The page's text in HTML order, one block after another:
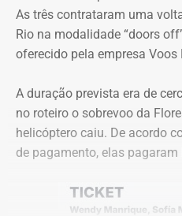
Vale ressaltar que,
041/2025 que foi objeto de
pelo TCE, o aditivo recém-
procedimento licitatório
036/2022.
Ainda que se trate de
dos pagamentos e a
Geo Ambiental
exatamente no momento em
dos candidatos. A mediação
Araújo.
Como vai ser o
O formato do debate
perguntas e respostas,
participantes e espaço para
A ordem das perguntas será
As três contrataram uma
Rio na modalidade “doors
oferecido pela empresa Voos
A duração prevista era de
no roteiro o sobrevoo da
helicóptero caiu. De acordo
de pagamento, elas